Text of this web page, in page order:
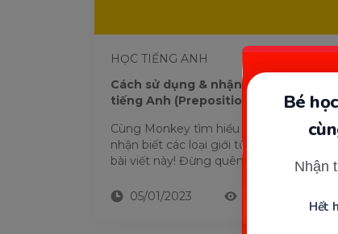
Bé
Nhận
Hết
HỌC TIẾNG ANH
Cách sử dụng & nhận biết Giới từ
tiếng Anh (Preposition)
Cùng Monkey tìm hiểu cách dùng và
nhận biết các loại giới từ trong tiếng Anh
bài viết này! Đừng quên thực hành bài
05/01/2023